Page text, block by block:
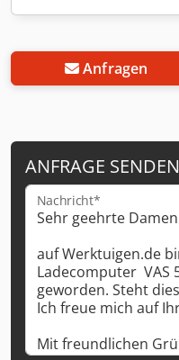
Anfragen
ANFRAGE SENDEN
Nachricht*